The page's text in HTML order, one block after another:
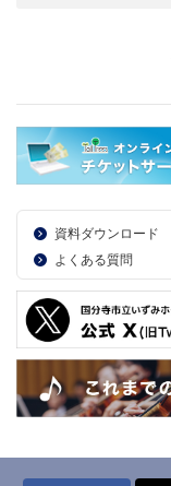
資料ダウンロード
よくある質問